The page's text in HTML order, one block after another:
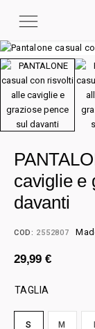
caviglie e
davanti
COD: 2552807
29,99 €
TAGLIA
S M